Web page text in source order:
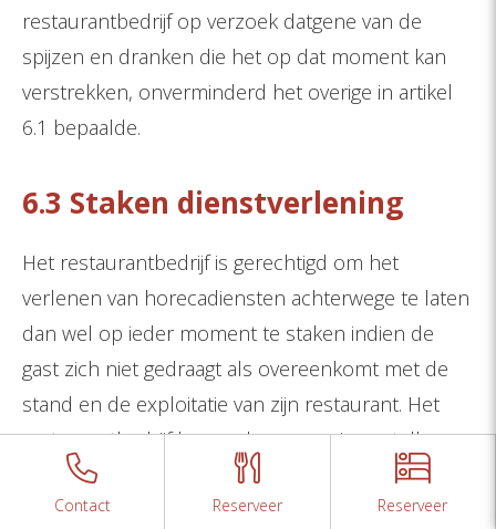
restaurantbedrijf op verzoek datgene van de
spijzen en dranken die het op dat moment kan
verstrekken, onverminderd het overige in artikel
6.1 bepaalde.
6.3 Staken dienstverlening
Het restaurantbedrijf is gerechtigd om het
verlenen van horecadiensten achterwege te laten
dan wel op ieder moment te staken indien de
gast zich niet gedraagt als overeenkomt met de
stand en de exploitatie van zijn restaurant. Het
restaurantbedrijf kan onder meer eisen stellen
met betrekking tot het uiterlijk van de gast. De
gast dient op eerste verzoek het restaurant te
Contact Reserveer Reserveer